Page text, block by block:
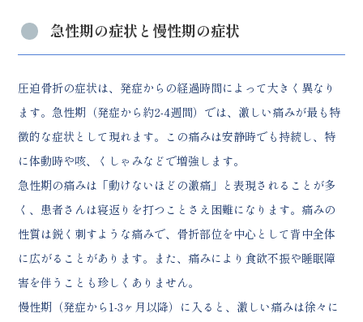
急性期の症状と慢性期の症状
圧迫骨折の症状は、発症からの経過時間によって大きく異なり
ます。急性期（発症から約2-4週間）では、激しい痛みが最も特
徴的な症状として現れます。この痛みは安静時でも持続し、特
に体動時や咳、くしゃみなどで増強します。
急性期の痛みは「動けないほどの激痛」と表現されることが多
く、患者さんは寝返りを打つことさえ困難になります。痛みの
性質は鋭く刺すような痛みで、骨折部位を中心として背中全体
に広がることがあります。また、痛みにより食欲不振や睡眠障
害を伴うことも珍しくありません。
慢性期（発症から1-3ヶ月以降）に入ると、激しい痛みは徐々に